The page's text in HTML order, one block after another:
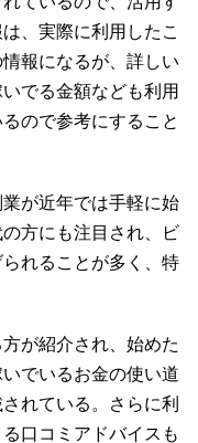
、実際に利用したこ
報になるが、詳しい
でる金額なども利用
ので参考にすること
が近年では手軽に始
方にも注目され、ビ
れることが多く、特
が紹介され、始めた
でいるお金の使い道
れている。さらに利
口コミアドバイスも